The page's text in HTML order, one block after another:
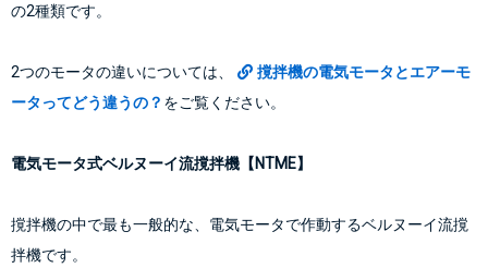
の2種類です。
2つのモータの違いについては、
撹拌機の電気モータとエアーモ
ータってどう違うの？ をご覧ください。
電気モータ式ベルヌーイ流撹拌機【NTME】
撹拌機の中で最も一般的な、電気モータで作動するベルヌーイ流撹
拌機です。